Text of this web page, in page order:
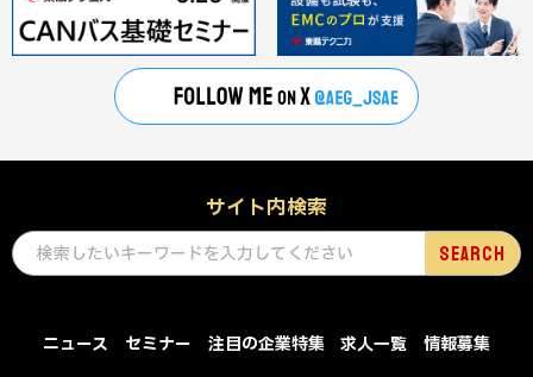
サイト内検索
ニュース セミナー 注目の企業特集 求人一覧
情報募集